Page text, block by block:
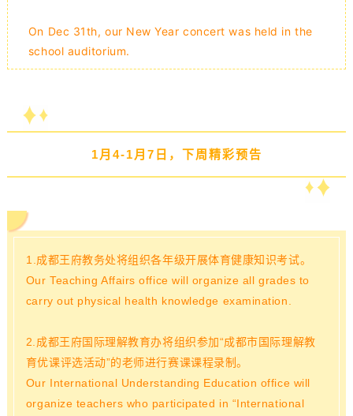
On Dec 31th, our New Year concert was held in the
school auditorium.
1月4-1月7日，下周精彩预告
1.成都王府教务处将组织各年级开展体育健康知识考试。
Our Teaching Affairs office will organize all grades to
carry out physical health knowledge examination.
2.成都王府国际理解教育办将组织参加“成都市国际理解教
育优课评选活动”的老师进行赛课课程录制。
Our International Understanding Education office will
organize teachers who participated in “International